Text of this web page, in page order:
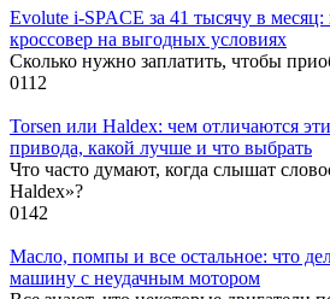
Evolute i-SPACE за 41 тысячу в
кроссовер на выгодных условиях
Сколько нужно заплатить, чтобы
0112
Torsen или Haldex: чем отличаются
привода, какой лучше и что выбрать
Что часто думают, когда слышат
Haldex»?
0142
Масло, помпы и все остальное: что
машину с неудачным мотором